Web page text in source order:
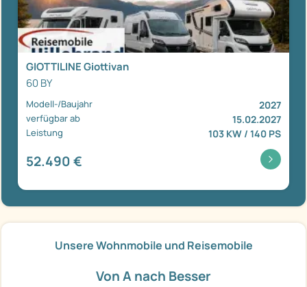
GIOTTILINE Giottivan
60 BY
Modell-/Baujahr 2027
verfügbar ab 15.02.2027
Leistung 103 KW / 140 PS
52.490 €
Unsere Wohnmobile und Reisemobile
Von A nach Besser